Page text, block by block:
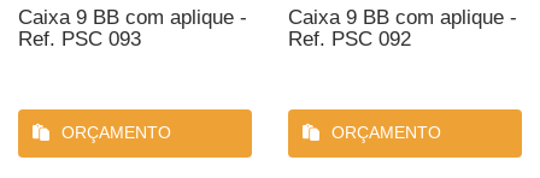
Caixa 9 BB com aplique -
Ref. PSC 093
ORÇAMENTO
Caixa 9 BB com aplique -
Ref. PSC 092
ORÇAMENTO